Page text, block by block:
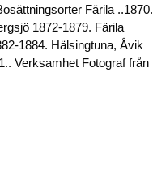
Färila ..1870.
1872-1879. Färila
1884. Hälsingtuna, Åvik
Verksamhet Fotograf från